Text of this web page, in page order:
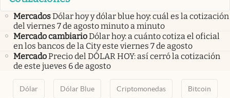
MercadosDólar hoy y dólar blue hoy: cuál es la cotización
del viernes 7 de agosto minuto a minuto
Mercado cambiarioDólar hoy: a cuánto cotiza el oficial
en los bancos de la City este viernes 7 de agosto
MercadoPrecio del DÓLAR HOY: así cerró la cotización
de este jueves 6 de agosto
Dólar Dólar Blue Criptomonedas Bitcoin